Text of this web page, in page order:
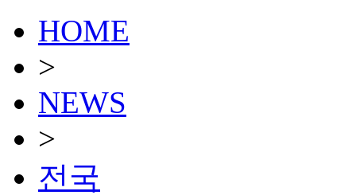
HOME
>
NEWS
>
전국